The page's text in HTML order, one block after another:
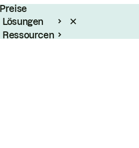
Preise
Lösungen
Ressourcen